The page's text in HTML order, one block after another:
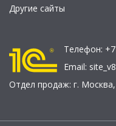
Другие сайты
Телефон:
Email:
Отдел продаж: г. Москва,